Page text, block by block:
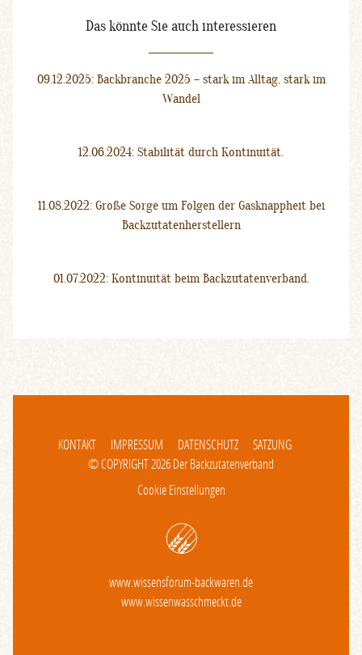
Das könnte Sie auch interessieren
09.12.2025: Backbranche 2025 – stark im Alltag, stark im
Wandel
12.06.2024: Stabilität durch Kontinuität.
11.08.2022: Große Sorge um Folgen der Gasknappheit bei
Backzutatenherstellern
01.07.2022: Kontinuität beim Backzutatenverband.
KONTAKT IMPRESSUM DATENSCHUTZ
SATZUNG
© COPYRIGHT 2026 Der Backzutatenverband
Cookie Einstellungen
www.wissensforum-backwaren.de
www.wissenwasschmeckt.de